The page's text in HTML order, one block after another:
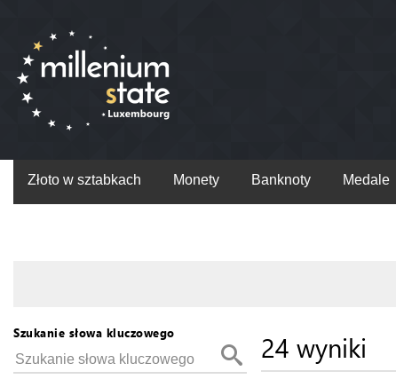
Złoto w sztabkach Monety Banknoty Medale
Szukanie słowa kluczowego 24 wyniki